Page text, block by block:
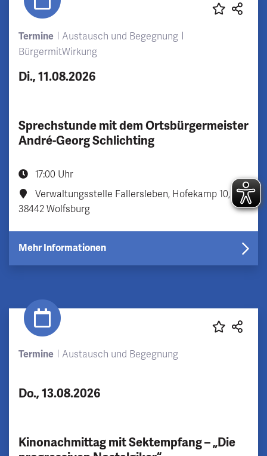
Termine
Austausch und Begegnung
BürgermitWirkung
Di., 11.08.2026
Sprechstunde mit dem Ortsbürgermeister
André-Georg Schlichting
17:00 Uhr
Verwaltungsstelle Fallersleben, Hofekamp 10,
38442 Wolfsburg
Mehr Informationen
Termine Austausch und Begegnung
Do., 13.08.2026
Kinonachmittag mit Sektempfang – „Die